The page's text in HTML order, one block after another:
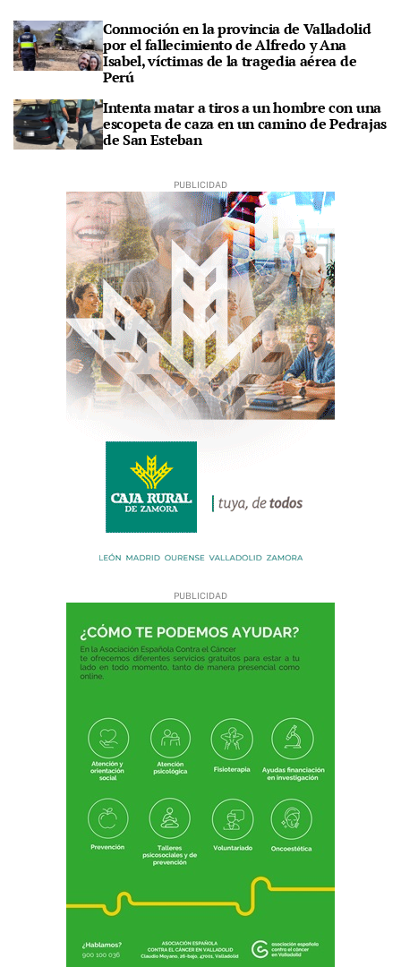
Conmoción en la provincia de Valladolid
por el fallecimiento de Alfredo y Ana
Isabel, víctimas de la tragedia aérea de
Perú
Intenta matar a tiros a un hombre con una
escopeta de caza en un camino de Pedrajas
de San Esteban